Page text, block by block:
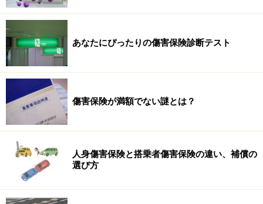
あなたにぴったりの傷害保険診断テスト
傷害保険が満額でない謎とは？
人身傷害保険と搭乗者傷害保険の違い、補償の
選び方